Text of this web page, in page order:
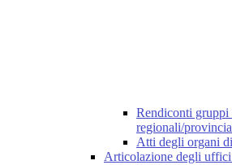
Rendiconti gruppi
regionali/
Atti degli organi
Articolazione degli uffici